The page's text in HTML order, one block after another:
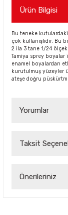
Ürün Bilgisi
Bu teneke
çok kullanışlıdır.
2 ila 3 tane 1/24
Tamiya sprey
enamel boyalardan
kurutulmuş yüzeyler
ateşe doğru
Yorumlar
Taksit
Önerileriniz